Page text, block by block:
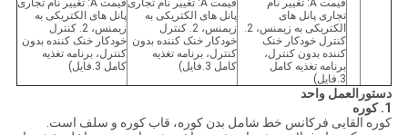
قیمت A: تغییر نام
تجاری پانل های
الکتریکی به زیمنس، 2.
کنترل خودکار خنک
کننده بدون کنترل،
برنامه تغذیه کامل
3.فایل)
قیمت A: تغییر نام تجاری
پانل های الکتریکی به
زیمنس، 2. کنترل
خودکار خنک کننده بدون
کنترل، برنامه تغذیه
کامل 3.فایل)
قیمت A: تغییر نام تجاری
پانل های الکتریکی به
زیمنس، 2. کنترل
خودکار خنک کننده بدون
کنترل، برنامه تغذیه
کامل 3.فایل)
دستورالعمل واحد
1. کوره
کوره القایی فرکانس خط شامل بدن کوره، قاب کوره و سلف است.